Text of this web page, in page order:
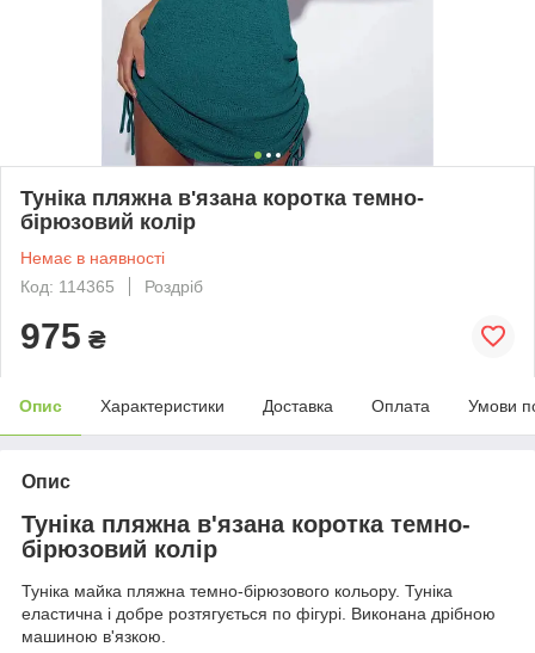
Туніка пляжна в'язана коротка темно-
бірюзовий колір
Немає в наявності
Код: 114365
Роздріб
975 ₴
Опис Характеристики Доставка Оплата Умови
Опис
Туніка пляжна в'язана коротка темно-
бірюзовий колір
Туніка майка пляжна темно-бірюзового кольору. Туніка
еластична і добре розтягується по фігурі. Виконана дрібною
машиною в'язкою.